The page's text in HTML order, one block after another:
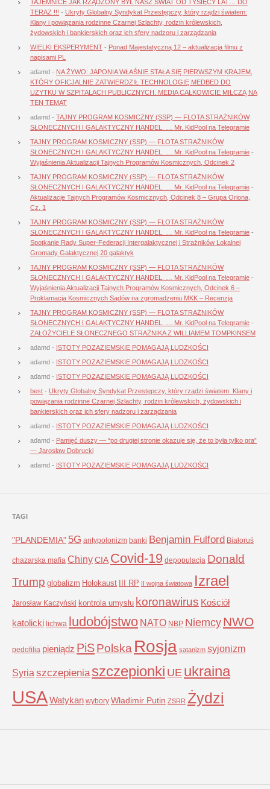
TAJEMNICE JAK RZĄDZONY BYŁ NASZ ŚWIAT OD TYSIĘCY LAT… DO
TERAZ !!! - Ukryty Globalny Syndykat Przestępczy, który rządzi światem:
Klany i powiązania rodzinne Czarnej Szlachty, rodzin królewskich,
żydowskich i bankierskich oraz ich sfery nadzoru i zarządzania
WIELKI EKSPERYMENT - Ponad Majestatyczną 12 – aktualizacja filmu z
napisami PL
adamd - NA ŻYWO: JAPONIA WŁAŚNIE STAŁA SIĘ PIERWSZYM KRAJEM,
KTÓRY OFICJALNIE ZATWIERDZIŁ TECHNOLOGIĘ MEDBED DO
UŻYTKU W SZPITALACH PUBLICZNYCH. MEDIA CAŁKOWICIE MILCZĄ NA
TEN TEMAT
adamd - TAJNY PROGRAM KOSMICZNY (SSP) — FLOTA STRAŻNIKÓW
SŁONECZNYCH I GALAKTYCZNY HANDEL. … Mr. KidPool na Telegramie
TAJNY PROGRAM KOSMICZNY (SSP) — FLOTA STRAŻNIKÓW
SŁONECZNYCH I GALAKTYCZNY HANDEL. … Mr. KidPool na Telegramie -
Wyjaśnienia Aktualizacji Tajnych Programów Kosmicznych, Odcinek 2
TAJNY PROGRAM KOSMICZNY (SSP) — FLOTA STRAŻNIKÓW
SŁONECZNYCH I GALAKTYCZNY HANDEL. … Mr. KidPool na Telegramie -
Aktualizacje Tajnych Programów Kosmicznych, Odcinek 8 – Grupa Oriona,
Cz. 1
TAJNY PROGRAM KOSMICZNY (SSP) — FLOTA STRAŻNIKÓW
SŁONECZNYCH I GALAKTYCZNY HANDEL. … Mr. KidPool na Telegramie -
Spotkanie Rady Super-Federacji Intergalaktycznej i Strażników Lokalnej
Gromady Galaktycznej 20 galaktyk
TAJNY PROGRAM KOSMICZNY (SSP) — FLOTA STRAŻNIKÓW
SŁONECZNYCH I GALAKTYCZNY HANDEL. … Mr. KidPool na Telegramie -
Wyjaśnienia Aktualizacji Tajnych Programów Kosmicznych, Odcinek 6 –
Proklamacja Kosmicznych Sądów na zgromadzeniu MKK – Recenzja
TAJNY PROGRAM KOSMICZNY (SSP) — FLOTA STRAŻNIKÓW
SŁONECZNYCH I GALAKTYCZNY HANDEL. … Mr. KidPool na Telegramie -
ZAŁOŻYCIELE SŁONECZNEGO STRAŻNIKA Z WILLIAMEM TOMPKINSEM
adamd - ISTOTY POZAZIEMSKIE POMAGAJĄ LUDZKOŚCI
adamd - ISTOTY POZAZIEMSKIE POMAGAJĄ LUDZKOŚCI
adamd - ISTOTY POZAZIEMSKIE POMAGAJĄ LUDZKOŚCI
best - Ukryty Globalny Syndykat Przestępczy, który rządzi światem: Klany i
powiązania rodzinne Czarnej Szlachty, rodzin królewskich, żydowskich i
bankierskich oraz ich sfery nadzoru i zarządzania
adamd - ISTOTY POZAZIEMSKIE POMAGAJĄ LUDZKOŚCI
adamd - Pamięć duszy — “po drugiej stronie okazuje się, że to była tylko gra”
— Jarosław Dobrucki
adamd - ISTOTY POZAZIEMSKIE POMAGAJĄ LUDZKOŚCI
TAGI
"PLANDEMIA" 5G antypolonizm banki Benjamin Fulford Białoruś
chazarska mafia ChinyCIA Covid-19 depopulacja Donald
Trump globalizm Holokaust III RP II wojna światowa Izrael
Jarosław Kaczyński kontrola umysłu koronawirus Kościół
katolicki lichwa ludobójstwo NATO NBP NiemcyNWO
pedofilia pieniądz PiSPolska Rosja satanizm syjonizm
Syria szczepienia szczepionki UE ukraina
USAWatykan wybory Władimir Putin ZSRR Żydzi